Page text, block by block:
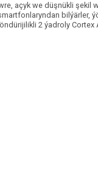
açyk we düşnükli şekil
bilýärler,
2 ýadroly Cortex